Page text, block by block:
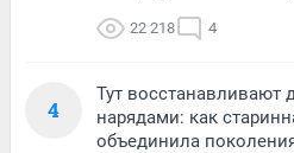
22 218 4
4
Тут восстанавливают
нарядами: как
объединила